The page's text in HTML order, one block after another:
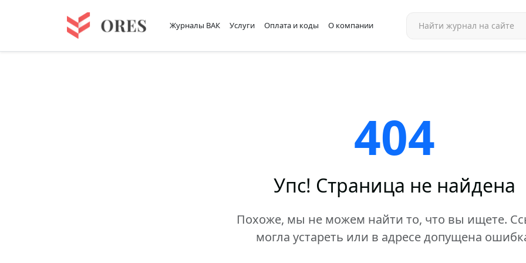
Журналы ВАК Услуги Оплата и коды О компании
404
Упс! Страница не найдена
Похоже, мы не можем найти то, что вы ищете.
могла устареть или в адресе допущена